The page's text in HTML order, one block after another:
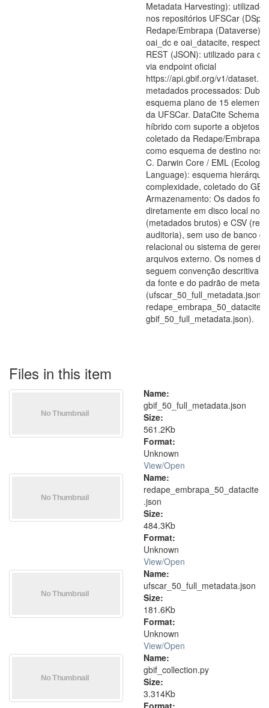
Metadata Harvesting): utilizado
nos repositórios UFSCar
Redape/Embrapa (Dataverse),
oai_dc e oai_datacite,
REST (JSON): utilizado para
via endpoint oficial
https://api.gbif.org/v1/dataset.
metadados processados:
esquema plano de 15
da UFSCar. DataCite Schema
híbrido com suporte a objetos
coletado da Redape/Embrapa
como esquema de destino nos
C. Darwin Core / EML
Language): esquema
complexidade, coletado do
Armazenamento: Os dados
diretamente em disco local no
(metadados brutos) e CSV
auditoria), sem uso de banco
relacional ou sistema de
arquivos externo. Os nomes de
seguem convenção descritiva
da fonte e do padrão de
(ufscar_50_full_metadata.json,
gbif_50_full_metadata.json).
Files in this item
Name:
gbif_50_full_metadata.json
Size:
561.2Kb
Format:
Unknown
View/Open
Name:
redape_embrapa_50_datacite
.json
Size:
484.3Kb
Format:
Unknown
View/Open
Name:
ufscar_50_full_metadata.json
Size:
181.6Kb
Format:
Unknown
View/Open
Name:
gbif_collection.py
Size:
3.314Kb
Format: